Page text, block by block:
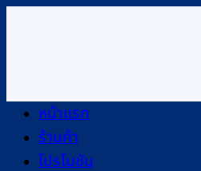
หน้าแรก
ร้านค้า
โปรโมชัน